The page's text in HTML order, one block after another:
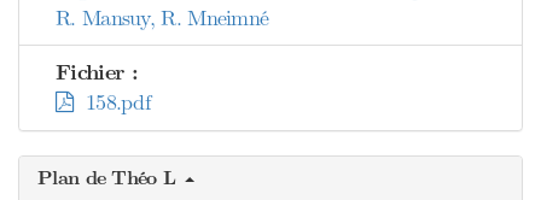
R. Mansuy, R. Mneimné
Fichier :
158.pdf
Plan de Théo L